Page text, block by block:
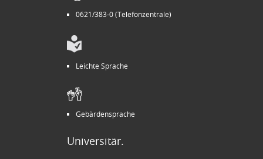
0621/383-0 (Telefonzentrale)
Leichte Sprache
Gebärdensprache
Universitär.